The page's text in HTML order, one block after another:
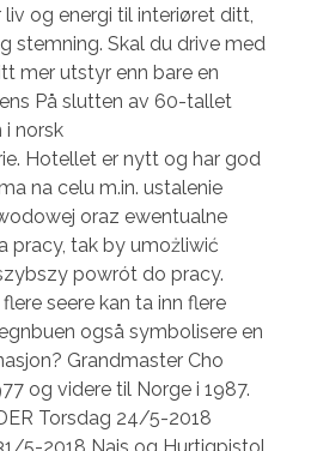
og energi til interiøret ditt,
stemning. Skal du drive med
mer utstyr enn bare en
På slutten av 60-tallet
i norsk
Hotellet er nytt og har god
na celu m.in. ustalenie
oraz ewentualne
pracy, tak by umożliwić
powrót do pracy.
seere kan ta inn flere
også symbolisere en
Grandmaster Cho
og videre til Norge i 1987.
Torsdag 24/5-2018